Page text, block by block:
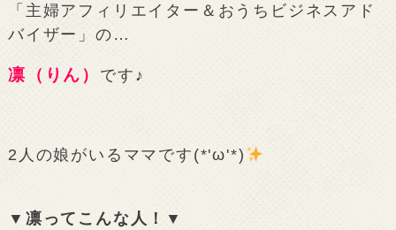
「主婦アフィリエイター＆おうちビジネスアド
バイザー」の…
凛（りん） です♪
2人の娘がいるママです(*'ω'*)
▼凛ってこんな人！▼